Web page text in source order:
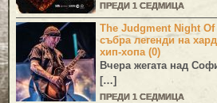
ПРЕДИ 1 СЕДМИЦА
The Judgment Night
събра легенди на
хип-хопа (0)
Вчера жегата над
[…]
ПРЕДИ 1 СЕДМИЦА